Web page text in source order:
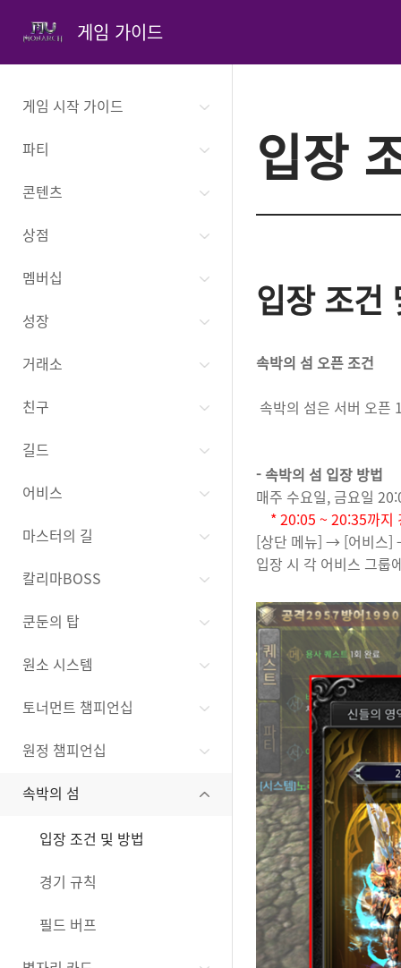
게임 가이드
게임 시작 가이드
파티
콘텐츠
상점
멤버십
성장
거래소
친구
길드
어비스
마스터의 길
칼리마BOSS
쿤둔의 탑
원소 시스템
토너먼트 챔피언십
원정 챔피언십
속박의 섬
입장 조건 및 방법
경기 규칙
필드 버프
입장
입장 조건
속박의 섬 오픈 조건
속박의 섬은 서버 오픈
- 속박의 섬 입장 방법
매주 수요일, 금요일
* 20:05 ~ 20:35까지
[상단 메뉴] → [어비스]
입장 시 각 어비스 그룹